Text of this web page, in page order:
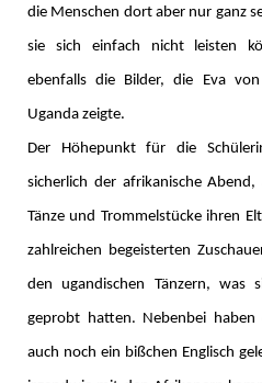
die Menschen dort aber nur ganz
sie sich einfach nicht leisten
ebenfalls die Bilder, die Eva
Uganda zeigte.
Der Höhepunkt für die
sicherlich der afrikanische
Tänze und Trommelstücke ihren
zahlreichen begeisterten
den ugandischen Tänzern, was
geprobt hatten. Nebenbei haben
auch noch ein bißchen Englisch